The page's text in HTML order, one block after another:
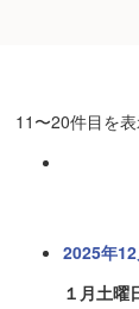
11〜20件目を
2025年
１月土曜